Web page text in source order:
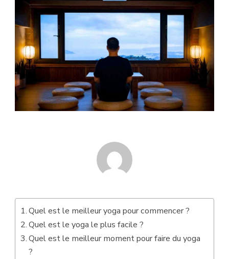
Quel est le meilleur yoga pour commencer ?
Quel est le yoga le plus facile ?
Quel est le meilleur moment pour faire du yoga
?